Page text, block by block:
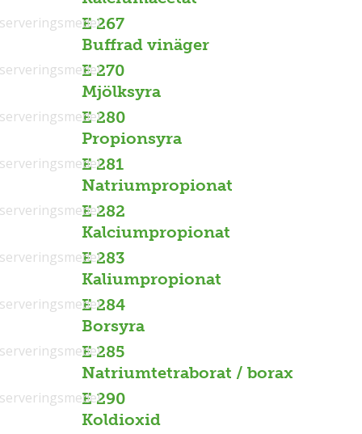
E 267
Buffrad vinäger
E 270
Mjölksyra
E 280
Propionsyra
E 281
Natriumpropionat
E 282
Kalciumpropionat
E 283
Kaliumpropionat
E 284
Borsyra
E 285
Natriumtetraborat / borax
E 290
Koldioxid